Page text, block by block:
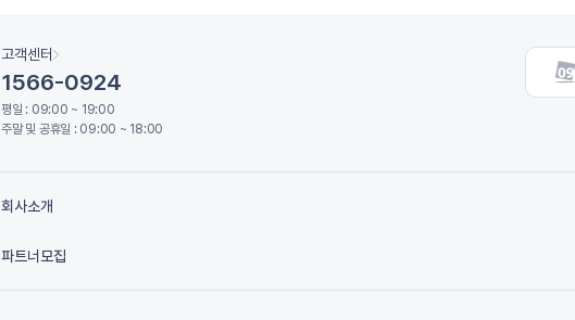
고객센터
1566-0924
평일 : 09:00 ~ 19:00
주말 및 공휴일 : 09:00 ~ 18:00
회사소개
파트너모집